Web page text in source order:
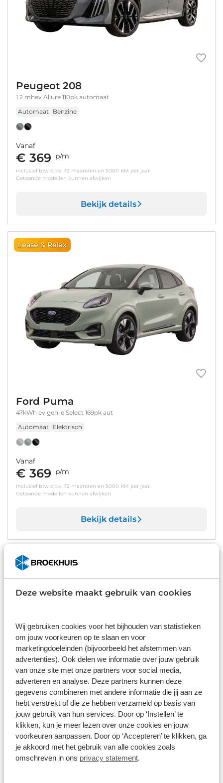
Deze website maakt gebruik van cookies
Wij gebruiken cookies voor het bijhouden van statistieken
om jouw voorkeuren op te slaan en voor
marketingdoeleinden (bijvoorbeeld het afstemmen van
advertenties). Ook delen we informatie over jouw gebruik
van onze site met onze partners voor social media,
adverteren en analyse. Deze partners kunnen deze
gegevens combineren met andere informatie die jij aan ze
hebt verstrekt of die ze hebben verzameld op basis van
jouw gebruik van hun services. Door op ‘Instellen’ te
klikken, kun je meer lezen over onze cookies en jouw
voorkeuren aanpassen. Door op ‘Accepteren’ te klikken, ga
je akkoord met het gebruik van alle cookies zoals
omschreven in ons privacy statement.
Peugeot 208
1.2 mhev Allure 110pk automaat
Automaat Benzine
Vanaf
€ 369 p/m
inclusief btw o.b.v. 72 maanden en 5000 KM per jaar.
Getoonde modellen kunnen afwijken
Bekijk details
Lease & Relax
Ford Puma
47kWh ev gen-e Select 169pk aut
Automaat
Elektrisch
Vanaf
€ 369 p/m
inclusief btw o.b.v. 72 maanden en 5000 KM per jaar.
Getoonde modellen kunnen afwijken
Bekijk details
Lease & Relax
Citroen C3 Aircross
54kWh Plus extended range 113pk aut
Elektrisch